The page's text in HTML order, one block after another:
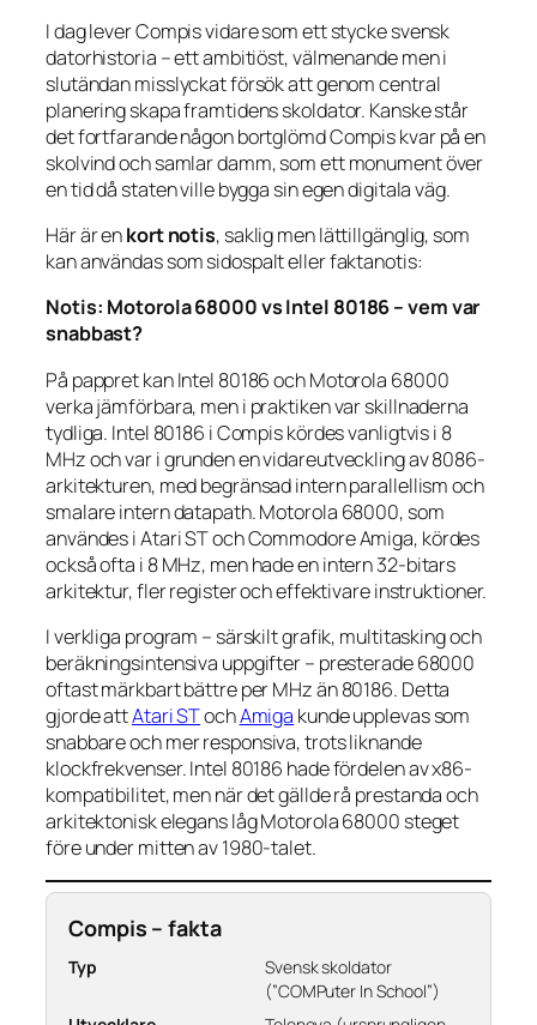
I dag lever Compis vidare som ett stycke svensk
datorhistoria – ett ambitiöst, välmenande men i
slutändan misslyckat försök att genom central
planering skapa framtidens skoldator. Kanske står
det fortfarande någon bortglömd Compis kvar på en
skolvind och samlar damm, som ett monument över
en tid då staten ville bygga sin egen digitala väg.
Här är enkort notis, saklig men lättillgänglig, som
kan användas som sidospalt eller faktanotis:
Notis: Motorola 68000 vs Intel 80186 – vem var
snabbast?
På pappret kan Intel 80186 och Motorola 68000
verka jämförbara, men i praktiken var skillnaderna
tydliga. Intel 80186 i Compis kördes vanligtvis i 8
MHz och var i grunden en vidareutveckling av 8086-
arkitekturen, med begränsad intern parallellism och
smalare intern datapath. Motorola 68000, som
användes i Atari ST och Commodore Amiga, kördes
också ofta i 8 MHz, men hade en intern 32-bitars
arkitektur, fler register och effektivare instruktioner.
I verkliga program – särskilt grafik, multitasking och
beräkningsintensiva uppgifter – presterade 68000
oftast märkbart bättre per MHz än 80186. Detta
gjorde attAtari STochAmiga kunde upplevas som
snabbare och mer responsiva, trots liknande
klockfrekvenser. Intel 80186 hade fördelen av x86-
kompatibilitet, men när det gällde rå prestanda och
arkitektonisk elegans låg Motorola 68000 steget
före under mitten av 1980-talet.
Compis – fakta
Typ
Svensk skoldator
(”COMPuter In School”)